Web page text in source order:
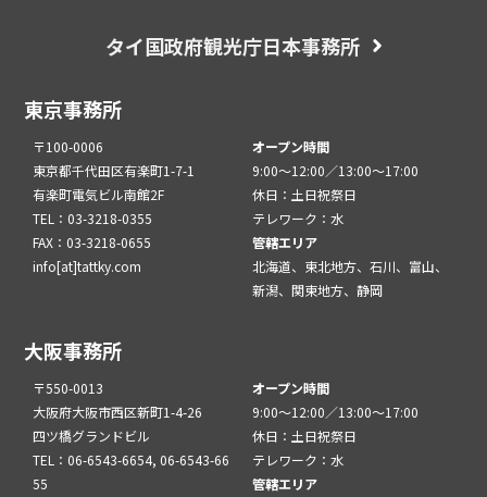
タイ国政府観光庁日本事務所
東京事務所
〒100-0006
東京都千代田区有楽町1-7-1
有楽町電気ビル南館2F
TEL：03-3218-0355
FAX：03-3218-0655
info[at]tattky.com
オープン時間
9:00～12:00／13:00～17:00
休日：土日祝祭日
テレワーク：水
管轄エリア
北海道、東北地方、石川、富山、
新潟、関東地方、静岡
大阪事務所
〒550-0013
大阪府大阪市西区新町1-4-26
四ツ橋グランドビル
TEL：06-6543-6654, 06-6543-66
55
オープン時間
9:00～12:00／13:00～17:00
休日：土日祝祭日
テレワーク：水
管轄エリア